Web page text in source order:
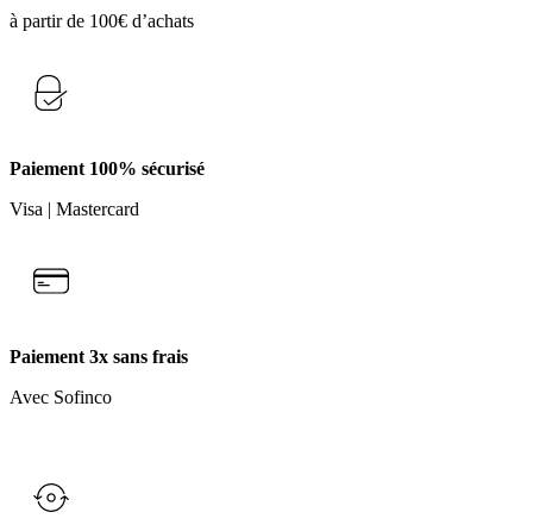
à partir de 100€ d’achats
Paiement 100% sécurisé
Visa | Mastercard
Paiement 3x sans frais
Avec Sofinco